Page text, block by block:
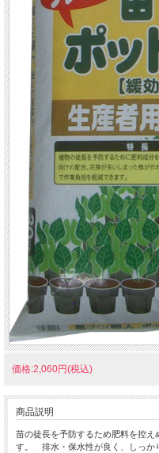
価格:2,060円(税込)
商品説明
苗の徒長を予防するため肥料を控
す。 排水・保水性が良く、しっか